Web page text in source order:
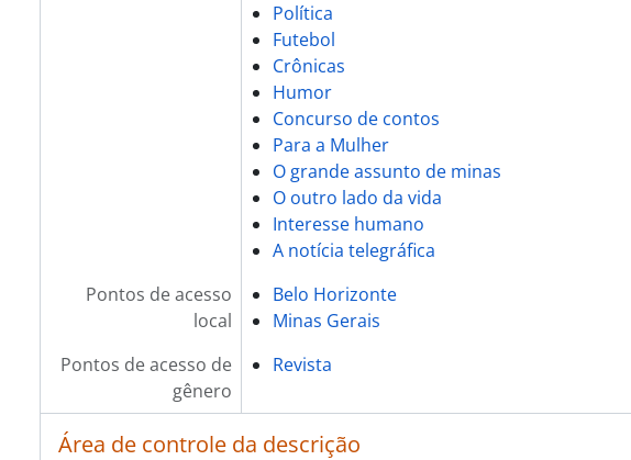
Política
Futebol
Crônicas
Humor
Concurso de contos
Para a Mulher
O grande assunto de minas
O outro lado da vida
Interesse humano
A notícia telegráfica
Pontos de acesso
local
Belo Horizonte
Minas Gerais
Pontos de acesso de
gênero
Revista
Área de controle da descrição